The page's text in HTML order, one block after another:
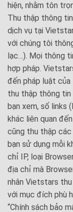
hiện, nhằm tôn
Thu thập thông
dịch vụ tại
với chúng tôi
lạc…). Mọi thông
hợp pháp.
đến pháp luật
thu thập thông tin
bạn xem, số links
khác liên quan
cũng thu thập
bạn sử dụng mỗi
chỉ IP, loại
địa chỉ mà
nhân Vietstars
với mục đích phù
“Chính sách bảo